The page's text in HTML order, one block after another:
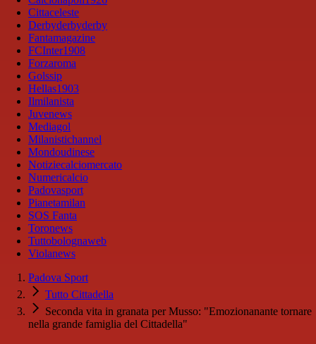
Cittaceleste
Derbyderbyderby
Fantamagazine
FCInter1908
Forzaroma
Golssip
Hellas1903
Ilmilanista
Juvenews
Mediagol
Milanistichannel
Mondoudinese
Notiziecalciomercato
Numericalcio
Padovasport
Pianetamilan
SOS Fanta
Toronews
Tuttobolognaweb
Violanews
Padova Sport
Tutto Cittadella
Seconda vita in granata per Musso: "Emozionanante tornare
nella grande famiglia del Cittadella"